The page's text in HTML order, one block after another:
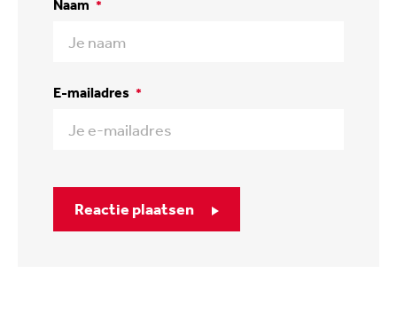
Naam *
E-mailadres *
Reactie plaatsen